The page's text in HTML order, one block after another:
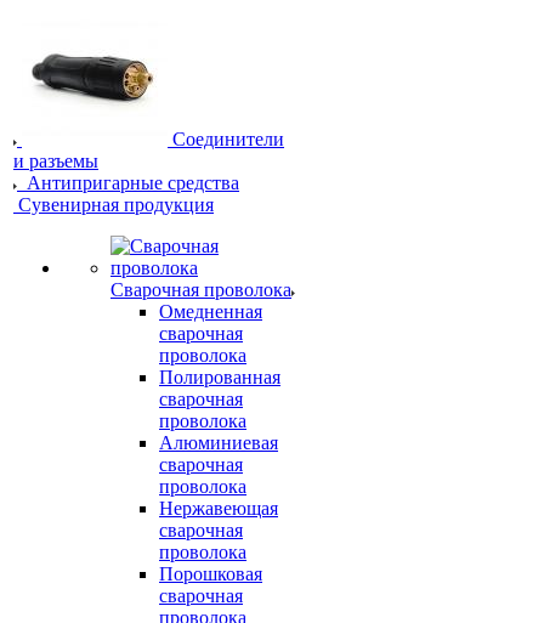
Соединители
и разъемы
Антипригарные средства
Сувенирная продукция
Сварочная проволока
Омедненная
сварочная
проволока
Полированная
сварочная
проволока
Алюминиевая
сварочная
проволока
Нержавеющая
сварочная
проволока
Порошковая
сварочная
проволока